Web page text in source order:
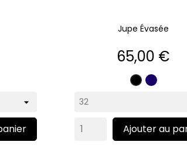
Jupe Évasée
Prix
65,00 €
NoirMarine
Ajouter au